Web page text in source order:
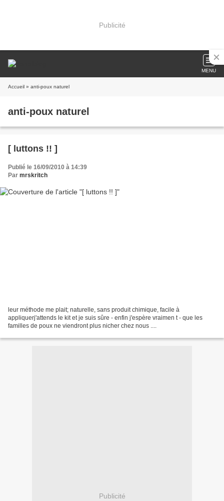
Publicité
MENU
Accueil » anti-poux naturel
anti-poux naturel
[ luttons !! ]
Publié le 16/09/2010 à 14:39
Par mrskritch
leur méthode me plait; naturelle, sans produit chimique, facile à
appliquerj'attends le kit et je suis sûre - enfin j'espère vraimen t - que les
familles de poux ne viendront plus nicher chez nous ....
Publicité